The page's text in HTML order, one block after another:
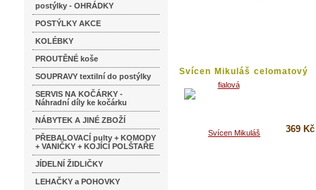
postýlky - OHRÁDKY
POSTÝLKY AKCE
KOLÉBKY
PROUTĚNÉ koše
SOUPRAVY textilní do postýlky
SERVIS NA KOČÁRKY -
Náhradní díly ke kočárku
NÁBYTEK A JINÉ ZBOŽÍ
PŘEBALOVACÍ pulty + KOMODY
+ VANIČKY + KOJÍCÍ POLŠTAŘE
JÍDELNÍ ŽIDLIČKY
LEHAČKY a POHOVKY
Svícen Mikuláš celomatový
vysoký...
369 Kč